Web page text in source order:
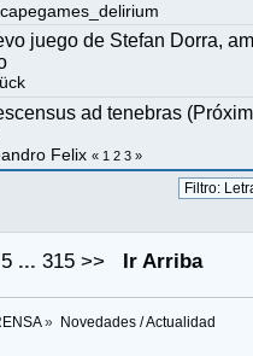
juego de Stefan Dorra,
ad tenebras
Felix « 1 2 3 »
5 ...315 >> Ir Arriba
» Novedades / Actualidad